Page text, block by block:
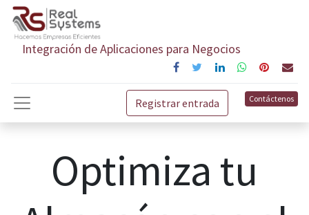
Integración de Aplicaciones para Negocios
Registrar entrada Contáctenos
Optimiza tu